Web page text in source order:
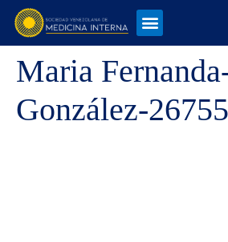
Maria
González-